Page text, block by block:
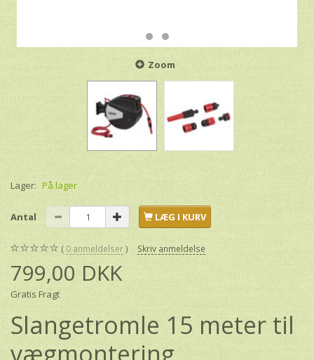
Zoom
Lager: På lager
Antal LÆG I KURV
0 anmeldelser Skriv anmeldelse
799,00 DKK
Gratis Fragt
Slangetromle 15 meter til